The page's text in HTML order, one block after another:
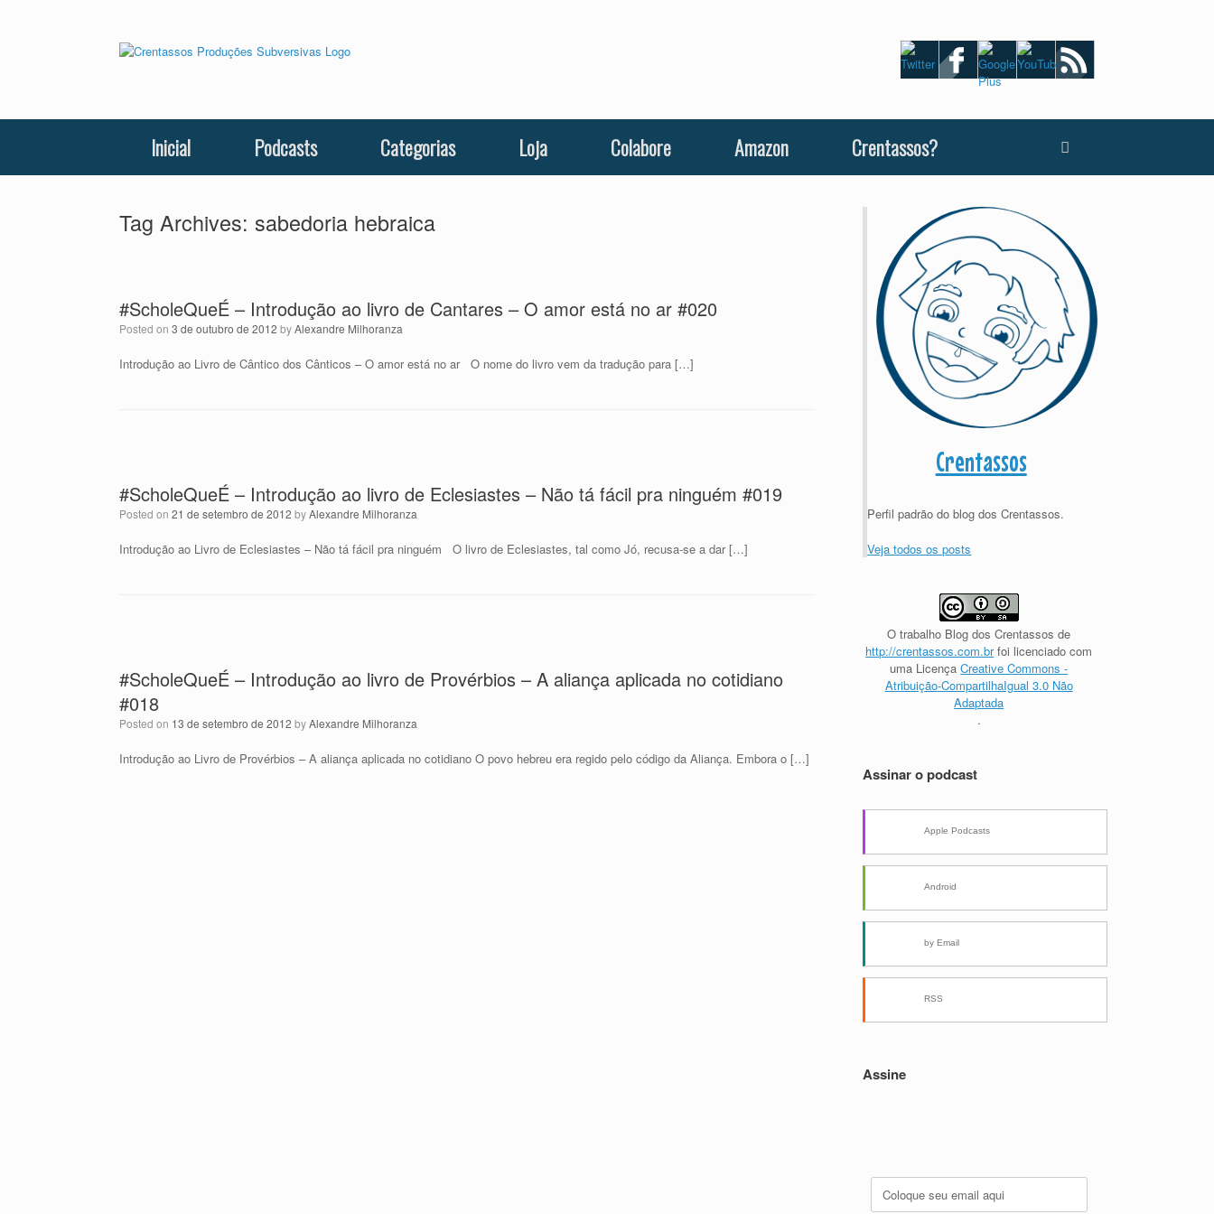
Inicial Podcasts Categorias Loja Colabore Amazon Crentassos?
Tag Archives: sabedoria hebraica
#ScholeQueÉ – Introdução ao livro de Cantares – O amor está no ar #020
Posted on 3 de outubro de 2012 byAlexandre Milhoranza
Introdução ao Livro de Cântico dos Cânticos – O amor está no ar O nome do livro vem da tradução para […]
#ScholeQueÉ – Introdução ao livro de Eclesiastes – Não tá fácil pra ninguém #019
Posted on 21 de setembro de 2012 byAlexandre Milhoranza
Introdução ao Livro de Eclesiastes – Não tá fácil pra ninguém O livro de Eclesiastes, tal como Jó, recusa-se a dar […]
#ScholeQueÉ – Introdução ao livro de Provérbios – A aliança aplicada no cotidiano
#018
Posted on 13 de setembro de 2012 byAlexandre Milhoranza
Introdução ao Livro de Provérbios – A aliança aplicada no cotidiano O povo hebreu era regido pelo código da Aliança. Embora o […]
Crentassos
Perfil padrão do blog dos Crentassos.
Veja todos os posts
O trabalho Blog dos Crentassos de
http://crentassos.com.brfoi licenciado com
uma LicençaCreative Commons -
Atribuição-CompartilhaIgual 3.0 Não
Adaptada
.
Assinar o podcast
Apple Podcasts
Android
by Email
RSS
Assine